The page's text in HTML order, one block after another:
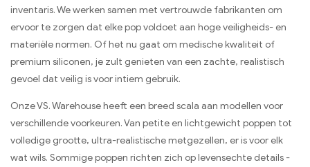
inventaris. We werken samen met vertrouwde fabrikanten om
ervoor te zorgen dat elke pop voldoet aan hoge veiligheids- en
materiële normen. Of het nu gaat om medische kwaliteit of
premium siliconen, je zult genieten van een zachte, realistisch
gevoel dat veilig is voor intiem gebruik.
Onze VS. Warehouse heeft een breed scala aan modellen voor
verschillende voorkeuren. Van petite en lichtgewicht poppen tot
volledige grootte, ultra-realistische metgezellen, er is voor elk
wat wils. Sommige poppen richten zich op levensechte details -